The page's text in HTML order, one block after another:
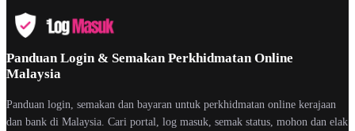
Panduan Login & Semakan Perkhidmatan Online
Malaysia
Panduan login, semakan dan bayaran untuk perkhidmatan online kerajaan
dan bank di Malaysia. Cari portal, log masuk, semak status, mohon dan elak